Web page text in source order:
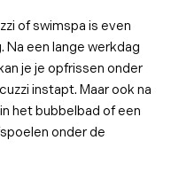
of swimspa is even
Na een lange werkdag
je je opfrissen onder
instapt. Maar ook na
het bubbelbad of een
onder de